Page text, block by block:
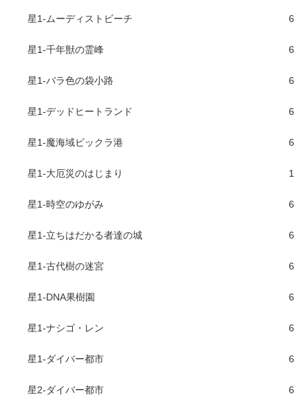
星1-ムーディストビーチ 6
星1-千年獣の霊峰 6
星1-バラ色の袋小路 6
星1-デッドヒートランド 6
星1-魔海域ビックラ港 6
星1-大厄災のはじまり 1
星1-時空のゆがみ 6
星1-立ちはだかる者達の城 6
星1-古代樹の迷宮 6
星1-DNA果樹園 6
星1-ナシゴ・レン 6
星1-ダイバー都市 6
星2-ダイバー都市 6